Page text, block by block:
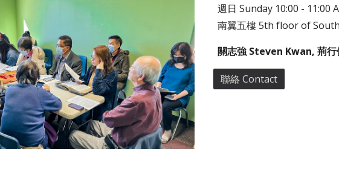
週日 Sunday 10:00 - 11:00
南翼五樓5th floor of
關志強 Steven Kwan, 荊
聯絡 Contact